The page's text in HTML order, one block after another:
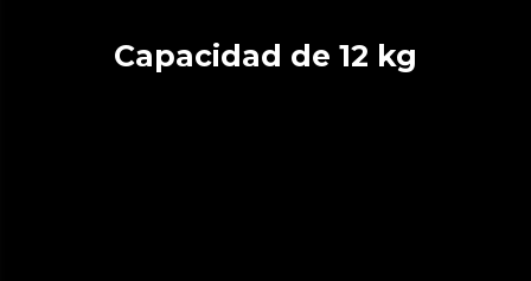
Capacidad de 12 kg